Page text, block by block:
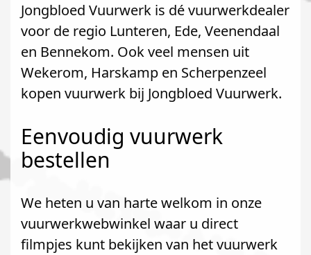
Jongbloed Vuurwerk is dé vuurwerkdealer
voor de regio Lunteren, Ede, Veenendaal
en Bennekom. Ook veel mensen uit
Wekerom, Harskamp en Scherpenzeel
kopen vuurwerk bij Jongbloed Vuurwerk.
Eenvoudig vuurwerk
bestellen
We heten u van harte welkom in onze
vuurwerkwebwinkel waar u direct
filmpjes kunt bekijken van het vuurwerk